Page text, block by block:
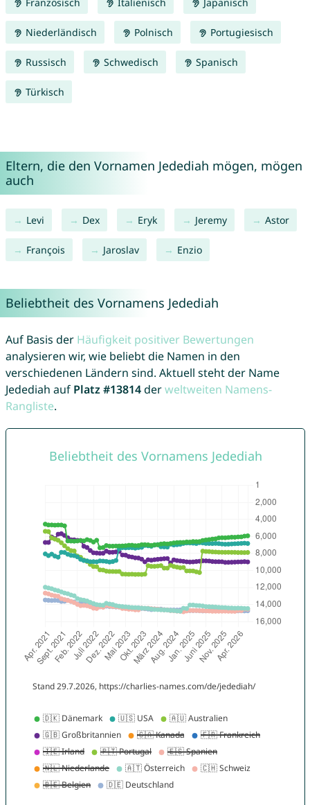
Niederländisch Polnisch Portugiesisch
Russisch Schwedisch Spanisch
Türkisch
Eltern, die den Vornamen Jedediah mögen, mögen
auch
Levi Dex Eryk Jeremy Astor
François Jaroslav Enzio
Beliebtheit des Vornamens Jedediah
Auf Basis der Häufigkeit positiver Bewertungen
analysieren wir, wie beliebt die Namen in den
verschiedenen Ländern sind. Aktuell steht der Name
Jedediah auf Platz #13814derweltweiten Namens-
Rangliste.